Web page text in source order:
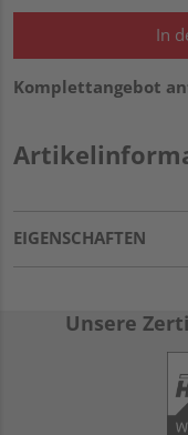
In
Komplettangebot
EIGENSCHAFTEN
Unsere